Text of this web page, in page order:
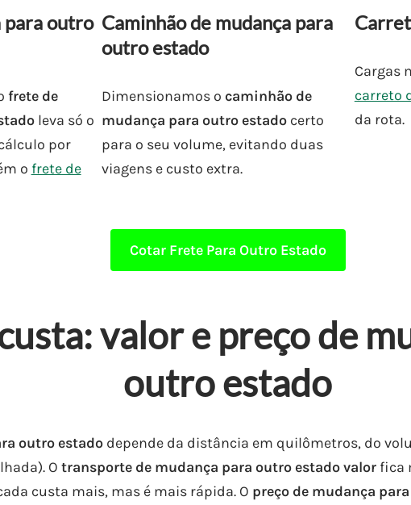
para outro
frete de
leva só o
por
o frete de
Caminhão de mudança para
outro estado
Dimensionamos o caminhão de
mudança para outro estado certo
para o seu volume, evitando duas
viagens e custo extra.
Cargas
carreto
da rota.
Cotar Frete Para Outro Estado
valor e preço de
outro estado
outro estadodepende da distância em quilômetros, do
O transporte de mudança para outro estado valorfica
custa mais, mas é mais rápida. O preço de mudança